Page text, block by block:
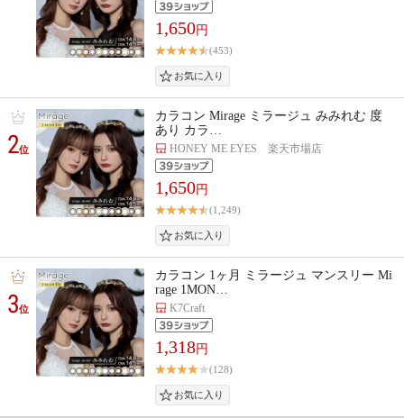
1,650円
(453)
2位
カラコン Mirage ミラージュ みみれむ 度
あり カラ…
HONEY ME EYES 楽天市場店
1,650円
(1,249)
3位
カラコン 1ヶ月 ミラージュ マンスリー Mi
rage 1MON…
K7Craft
1,318円
(128)